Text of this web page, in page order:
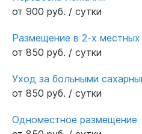
от 900 руб. / сутки
Размещение в 2-х
от 850 руб. / сутки
Уход за больными
от 850 руб. / сутки
Одноместное размещение